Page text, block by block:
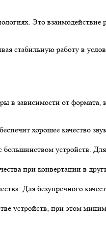
Это взаимодействие
стабильную работу в
в зависимости от формата,
хорошее качество
большинством устройств.
при конвертации в
Для безупречного
устройств, при этом